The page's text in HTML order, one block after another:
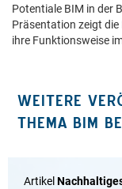
Potentiale BIM in der
Präsentation zeigt die
ihre Funktionsweise
WEITERE
THEMA BIM
Artikel